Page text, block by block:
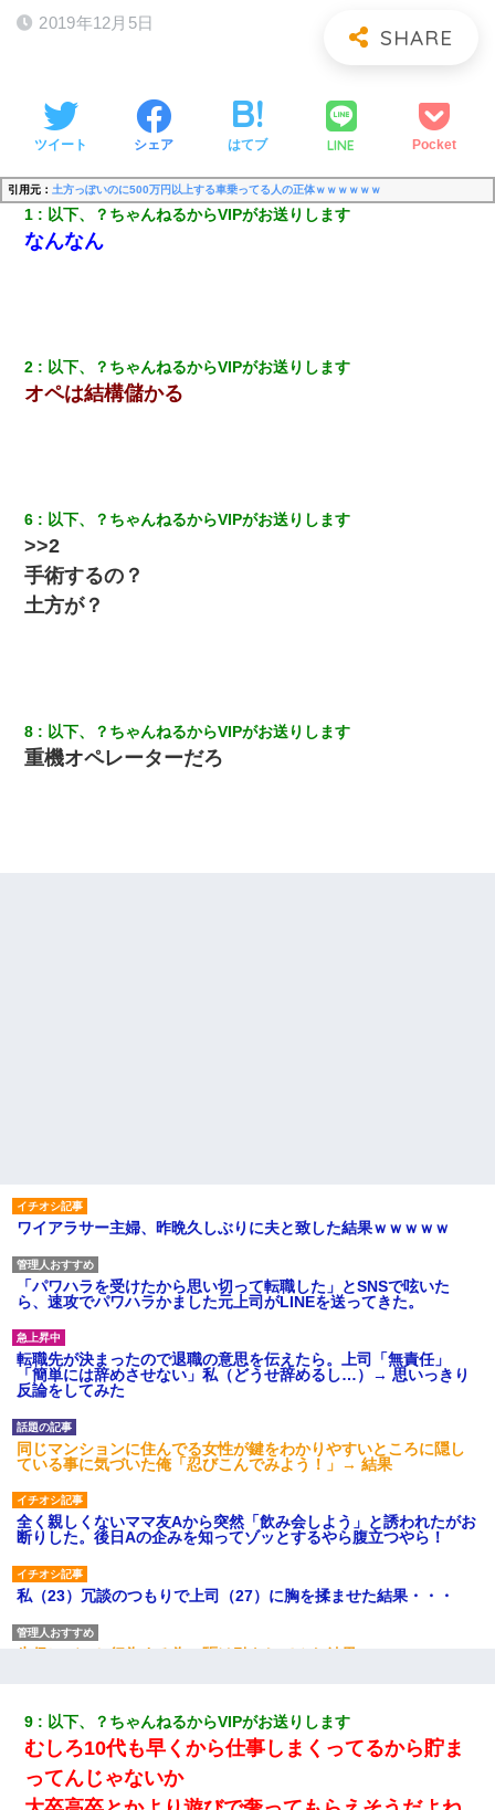
2019年12月5日
ツイート シェア はてブ LINE Pocket
引用元： 土方っぽいのに500万円以上する車乗ってる人の正体ｗｗｗｗｗｗ
1 以下、？ちゃんねるからVIPがお送りします
なんなん
2 以下、？ちゃんねるからVIPがお送りします
オペは結構儲かる
6 以下、？ちゃんねるからVIPがお送りします
>>2
手術するの？
土方が？
8 以下、？ちゃんねるからVIPがお送りします
重機オペレーターだろ
ワイアラサー主婦、昨晩久しぶりに夫と致した結果ｗｗｗｗｗ
「パワハラを受けたから思い切って転職した」とSNSで呟いた
ら、速攻でパワハラかました元上司がLINEを送ってきた。
転職先が決まったので退職の意思を伝えたら。上司「無責任」
「簡単には辞めさせない」私（どうせ辞めるし…）→ 思いっきり
反論をしてみた
同じマンションに住んでる女性が鍵をわかりやすいところに隠し
ている事に気づいた俺「忍びこんでみよう！」→ 結果
全く親しくないママ友Aから突然「飲み会しよう」と誘われたがお
断りした。後日Aの企みを知ってゾッとするやら腹立つやら！
私（23）冗談のつもりで上司（27）に胸を揉ませた結果・・・
生保レディと行為する為に駆け引きしてみた結果ｗｗｗｗｗｗｗ
嫁の妹（26歳）がずっとウチに泊まりに来た結果→俺がヤバイｗ
ｗｗｗｗｗｗｗ
俺「初対面でなに言ったか覚えてる？」嫁「臭いんだよ！キモオ
9 以下、？ちゃんねるからVIPがお送りします
むしろ10代も早くから仕事しまくってるから貯ま
ってん じゃないか